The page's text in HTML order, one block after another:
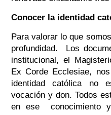
Conocer la identidad
Para valorar lo que
profundidad. Los
institucional, el
Ex Corde Ecclesiae,
identidad católica no
vocación y don. Todos
en ese conocimiento